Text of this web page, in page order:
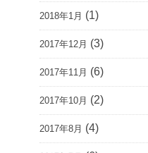
2018年1月 (1)
2017年12月 (3)
2017年11月 (6)
2017年10月 (2)
2017年8月 (4)